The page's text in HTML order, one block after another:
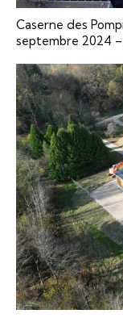
Caserne des
septembre 2024 –